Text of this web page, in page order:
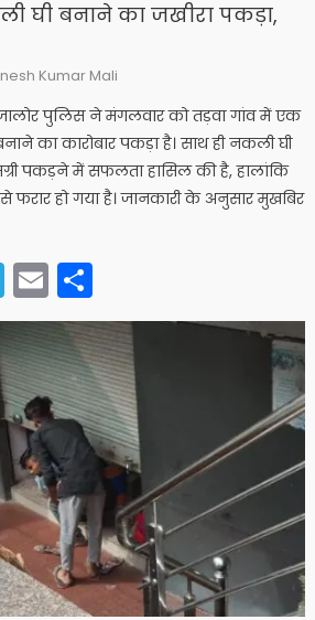
घी बनाने का जखीरा पकड़ा,
Kumar Mali
पुलिस ने मंगलवार को तड़वा गांव में एक
का कारोबार पकड़ा है। साथ ही नकली घी
पकड़ने में सफलता ​हासिल की है, हालांकि
हो गया है। जानकारी के अनुसार मुख​बिर
Telegram
Email